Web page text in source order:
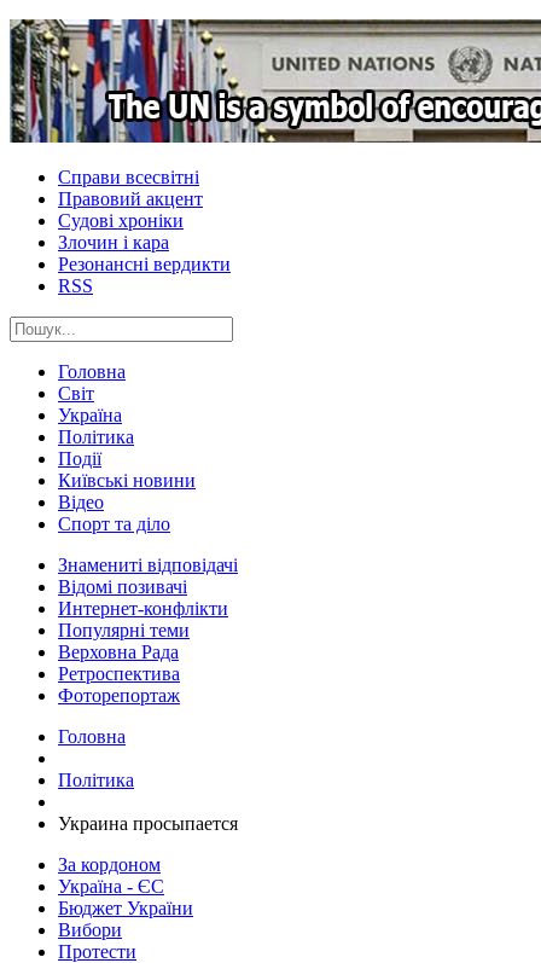
Справи всесвітні
Правовий акцент
Судові хроніки
Злочин і кара
Резонансні вердикти
RSS
Головна
Світ
Україна
Політика
Події
Київські новини
Відео
Спорт та діло
Знамениті відповідачі
Відомі позивачі
Интернет-конфлікти
Популярні теми
Верховна Рада
Ретроспектива
Фоторепортаж
Головна
Політика
​Украина просыпается
За кордоном
Україна - ЄС
Бюджет України
Вибори
Протести